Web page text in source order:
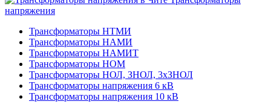
напряжения
Трансформаторы НТМИ
Трансформаторы НАМИ
Трансформаторы НАМИТ
Трансформаторы НОМ
Трансформаторы НОЛ, ЗНОЛ, 3хЗНОЛ
Трансформаторы напряжения 6 кВ
Трансформаторы напряжения 10 кВ